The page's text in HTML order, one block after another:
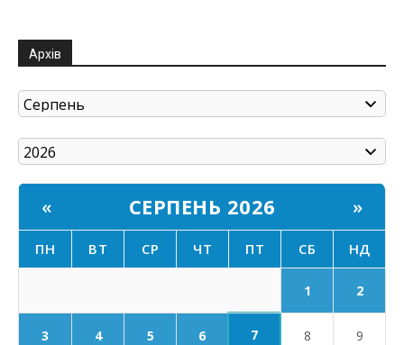
Архів
« СЕРПЕНЬ 2026 »
ПН ВТ СР ЧТ ПТ СБ НД
1 2
3 4 5 6 7 8 9